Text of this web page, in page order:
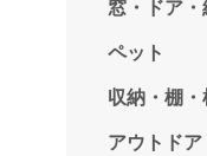
窓・ドア
ペット
収納・棚・
アウトドア